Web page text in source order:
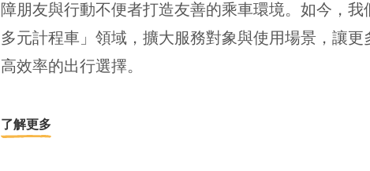
障朋友與行動不便者打造友善的乘車環境。如今，
多元計程車」領域，擴大服務對象與使用場景，讓
高效率的出行選擇。
了解更多